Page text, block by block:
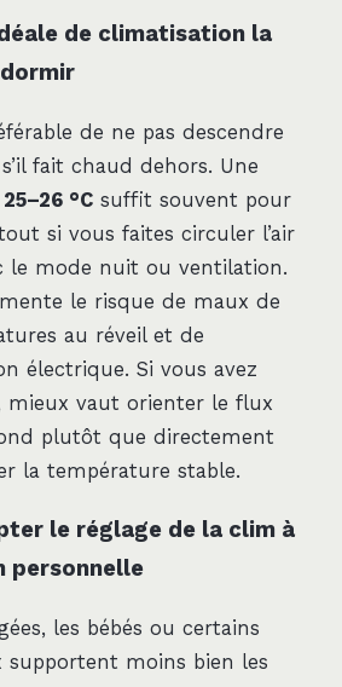
de climatisation la
de ne pas descendre
fait chaud dehors. Une
25–26 °C suffit souvent pour
si vous faites circuler l’air
le mode nuit ou ventilation.
le risque de maux de
au réveil et de
électrique. Si vous avez
mieux vaut orienter le flux
plutôt que directement
la température stable.
le réglage de la clim à
personnelle
les bébés ou certains
supportent moins bien les